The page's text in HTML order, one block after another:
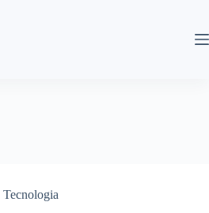
Tecnologia